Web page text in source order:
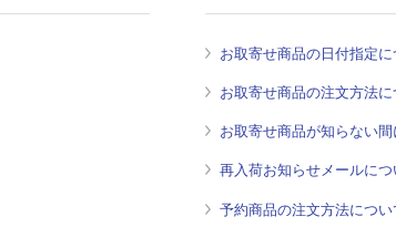
お取寄せ商品の日付指定に
お取寄せ商品の注文方法に
お取寄せ商品が知らない
再入荷お知らせメールにつ
予約商品の注文方法につい